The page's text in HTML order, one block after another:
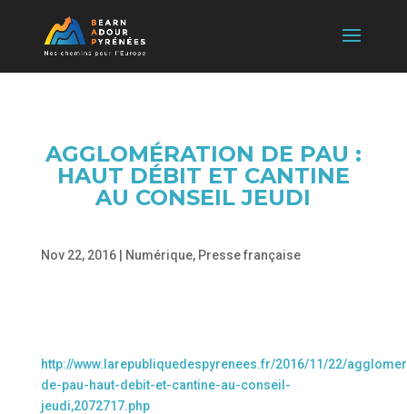
AGGLOMÉRATION DE PAU :
HAUT DÉBIT ET CANTINE
AU CONSEIL JEUDI
Nov 22, 2016| Numérique, Presse française
http://www.larepubliquedespyrenees.fr/2016/11/22/
de-pau-haut-debit-et-cantine-au-conseil-
jeudi,2072717.php